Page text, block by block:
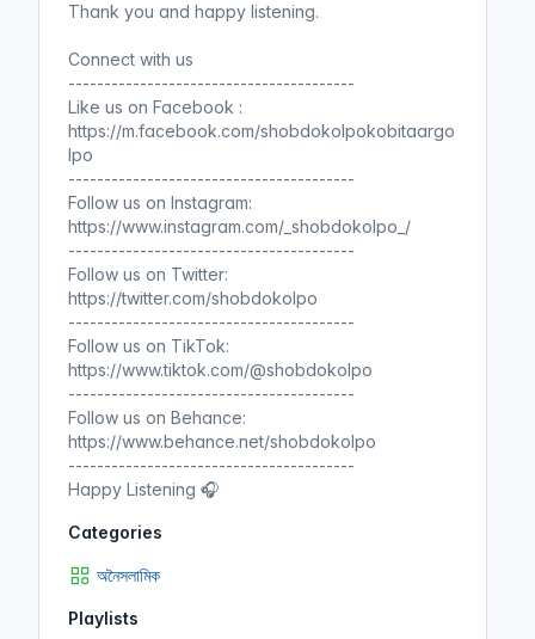
যুদ্ধে পরাজয়। Amar Fashi Chai ।
Audiobook #True #History
(আমার ফাঁসি চাই)
Shobdo Kolpo
আমার ফাঁসি চাই
আমার ফাঁসি চাই । পর্ব ১১ । অডিওবুক ।
Amar Fashi Chai । Audiobook
#True #History
Shobdo Kolpo
আমার ফাঁসি চাই
আমার ফাঁসি চাই । পর্ব ১২ । অডিওবুক ।
Thank you and happy listening.
Connect with us
----------------------------------------
Like us on Facebook :
https://m.facebook.com/shobdokolpokobitaargo
lpo
----------------------------------------
Follow us on Instagram:
https://www.instagram.com/_shobdokolpo_/
----------------------------------------
Follow us on Twitter:
https://twitter.com/shobdokolpo
----------------------------------------
Follow us on TikTok:
https://www.tiktok.com/@shobdokolpo
----------------------------------------
Follow us on Behance:
https://www.behance.net/shobdokolpo
----------------------------------------
Happy Listening 🎧
Categories
অনৈসলামিক
Playlists